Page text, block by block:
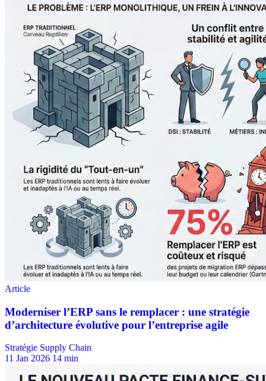
Stratégie Supply Chain
11 Jan 2026 14 min